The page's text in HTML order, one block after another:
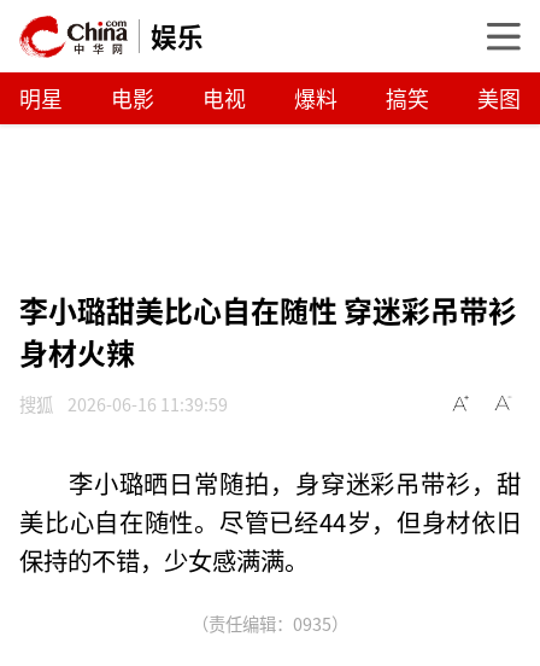
娱乐
明星 电影 电视 爆料 搞笑 美图
李小璐甜美比心自在随性 穿迷彩吊带衫
身材火辣
搜狐 2026-06-16 11:39:59
李小璐晒日常随拍，身穿迷彩吊带衫，甜
美比心自在随性。尽管已经44岁，但身材依旧
保持的不错，少女感满满。
（责任编辑：0935）